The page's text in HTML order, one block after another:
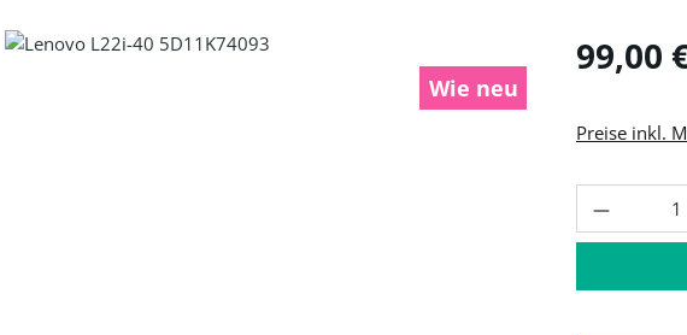
Wie neu
Regulärer
99,00
Preise inkl.